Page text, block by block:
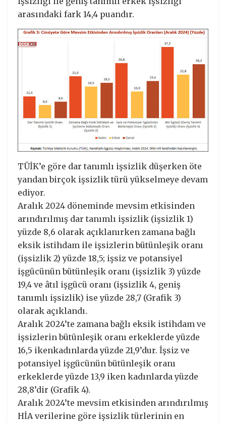
arasındaki fark 14,4 puandır.
TÜİK’e göre dar tanımlı işsizlik düşerken öte
yandan birçok işsizlik türü yükselmeye devam
ediyor.
Aralık 2024 döneminde mevsim etkisinden
arındırılmış dar tanımlı işsizlik (işsizlik 1)
yüzde 8,6 olarak açıklanırken zamana bağlı
eksik istihdam ile işsizlerin bütünleşik oranı
(işsizlik 2) yüzde 18,5; işsiz ve potansiyel
işgücünün bütünleşik oranı (işsizlik 3) yüzde
19,4 ve âtıl işgücü oranı (işsizlik 4, geniş
tanımlı işsizlik) ise yüzde 28,7 (Grafik 3)
olarak açıklandı.
Aralık 2024’te zamana bağlı eksik istihdam ve
işsizlerin bütünleşik oranı erkeklerde yüzde
16,5 ikenkadınlarda yüzde 21,9’dur. İşsiz ve
potansiyel işgücünün bütünleşik oranı
erkeklerde yüzde 13,9 iken kadınlarda yüzde
28,8’dir (Grafik 4).
Aralık 2024’te mevsim etkisinden arındırılmış
HİA verilerine göre işsizlik türlerinin en